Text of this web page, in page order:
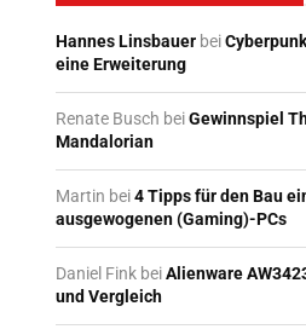
Hannes Linsbauer bei
eine Erweiterung
Renate Busch beiGewinnspiel
Mandalorian
Martin bei4 Tipps für den Bau
ausgewogenen (Gaming)-PCs
Daniel Fink beiAlienware
und Vergleich